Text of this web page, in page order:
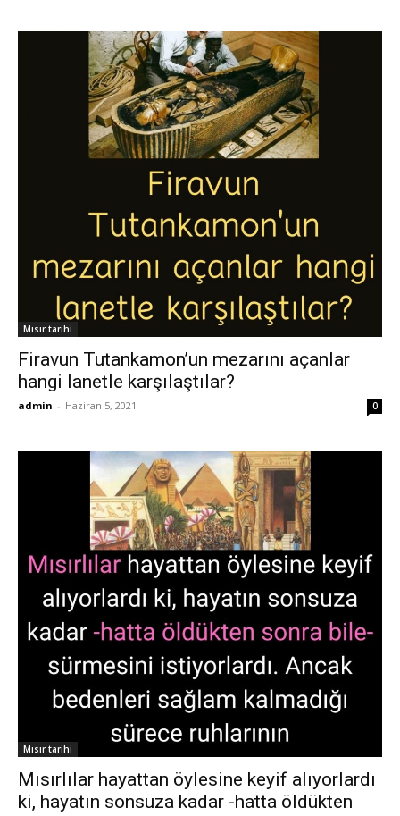
Mısır tarihi
Firavun Tutankamon’un mezarını açanlar
hangi lanetle karşılaştılar?
admin - Haziran 5, 2021 0
Mısır tarihi
Mısırlılar hayattan öylesine keyif alıyorlardı
ki, hayatın sonsuza kadar -hatta öldükten